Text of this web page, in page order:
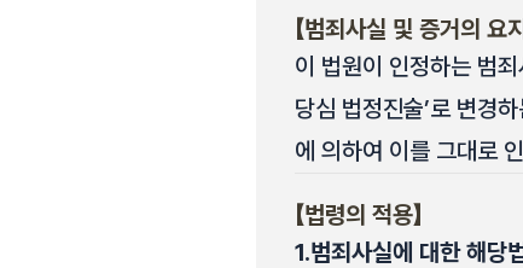
【범죄사실 및 증거의 요지
이 법원이 인정하는 범
당심 법정진술’로 변경
에 의하여 이를 그대로
【법령의 적용】
1.범죄사실에 대한 해당